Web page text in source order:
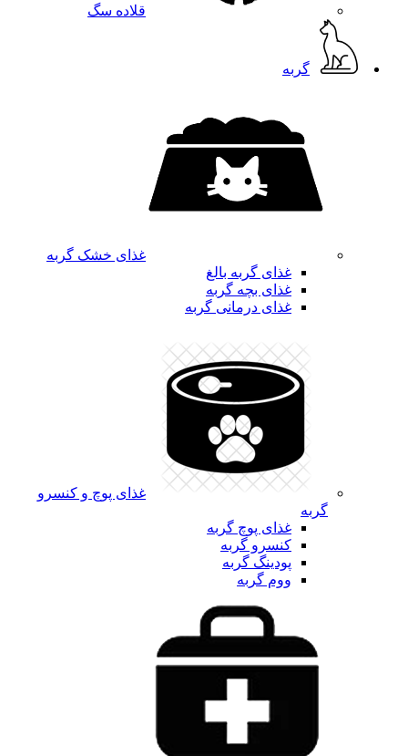
قلاده سگ
گربه
غذای خشک گربه
غذای گربه بالغ
غذای بچه گربه
غذای درمانی گربه
غذای پوچ و کنسرو
گربه
غذای پوچ گربه
کنسرو گربه
پودینگ گربه
ووم گربه